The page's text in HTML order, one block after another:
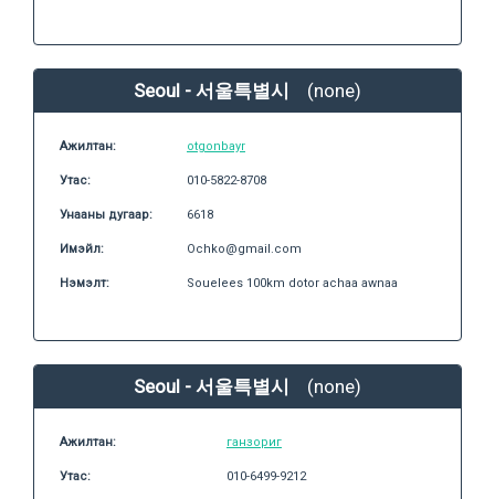
Seoul - 서울특별시 (none)
Ажилтан: otgonbayr
Утас: 010-5822-8708
Унааны дугаар: 6618
Имэйл: Ochko@gmail.com
Нэмэлт: Souelees 100km dotor achaa awnaa
Seoul - 서울특별시 (none)
Ажилтан: ганзориг
Утас: 010-6499-9212